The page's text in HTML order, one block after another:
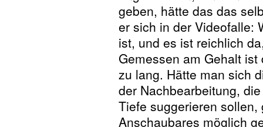
geben, hätte das das
er sich in der Videofalle:
ist, und es ist reichlich
Gemessen am Gehalt
zu lang. Hätte man sich
der Nachbearbeitung,
Tiefe suggerieren
Anschaubares möglich